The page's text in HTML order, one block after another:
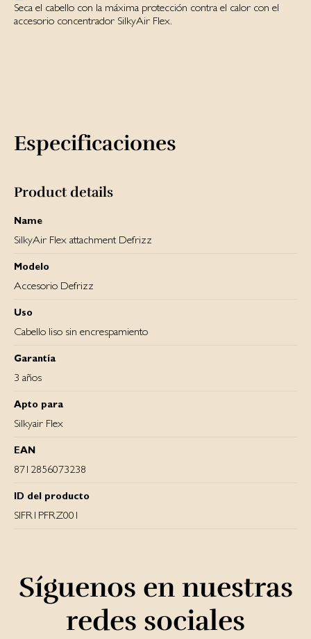
Seca el cabello con la máxima protección contra el calor con el
accesorio concentrador SilkyAir Flex.
Especificaciones
Product details
Name
SilkyAir Flex attachment Defrizz
Modelo
Accesorio Defrizz
Uso
Cabello liso sin encrespamiento
Garantía
3 años
Apto para
Silkyair Flex
EAN
8712856073238
ID del producto
SIFR1PFRZ001
Síguenos en nuestras
redes sociales